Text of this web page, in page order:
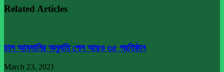
Related Articles
চাল আমদানির অনুমতি পেল আরও ৩৫ প্রতিষ্ঠান
March 23, 2021